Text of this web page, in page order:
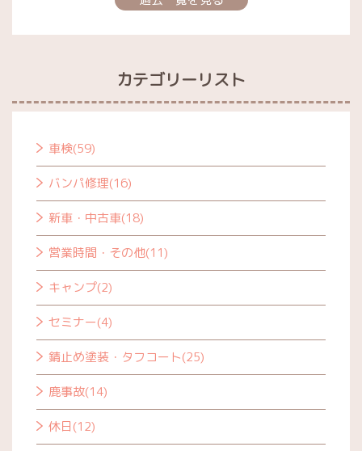
カテゴリーリスト
車検(59)
バンパ修理(16)
新車・中古車(18)
営業時間・その他(11)
キャンプ(2)
セミナー(4)
錆止め塗装・タフコート(25)
鹿事故(14)
休日(12)